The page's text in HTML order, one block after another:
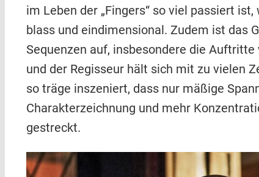
im Leben der „Fingers“ so viel passiert
blass und eindimensional. Zudem ist das
Sequenzen auf, insbesondere die
und der Regisseur hält sich mit zu vielen
so träge inszeniert, dass nur mäßige
Charakterzeichnung und mehr
gestreckt.